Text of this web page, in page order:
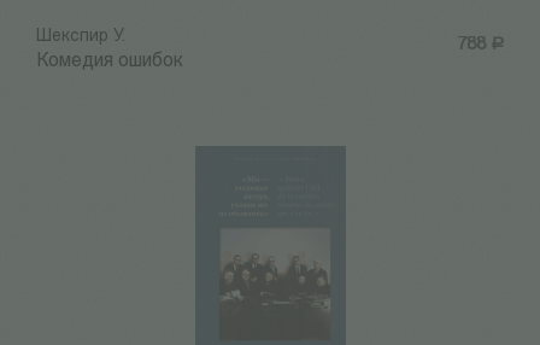
788 Р
Шекспир У.
Комедия ошибок